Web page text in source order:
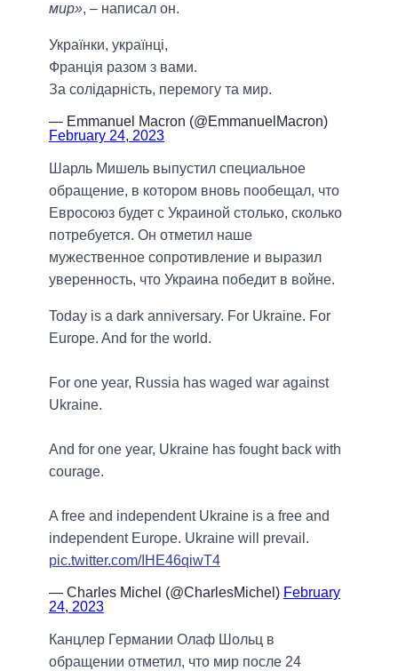
мир», – написал он.
Українки, українці,
Франція разом з вами.
За солідарність, перемогу та мир.
— Emmanuel Macron (@EmmanuelMacron)
February 24, 2023
Шарль Мишель выпустил специальное
обращение, в котором вновь пообещал, что
Евросоюз будет с Украиной столько, сколько
потребуется. Он отметил наше
мужественное сопротивление и выразил
уверенность, что Украина победит в войне.
Today is a dark anniversary. For Ukraine. For
Europe. And for the world.
For one year, Russia has waged war against
Ukraine.
And for one year, Ukraine has fought back with
courage.
A free and independent Ukraine is a free and
independent Europe. Ukraine will prevail.
pic.twitter.com/IHE46qiwT4
— Charles Michel (@CharlesMichel) February
24, 2023
Канцлер Германии Олаф Шольц в
обращении отметил, что мир после 24